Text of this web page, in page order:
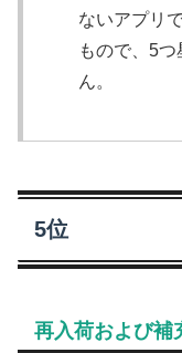
ないアプリ
もので、5
ん。
5位
再入荷および補